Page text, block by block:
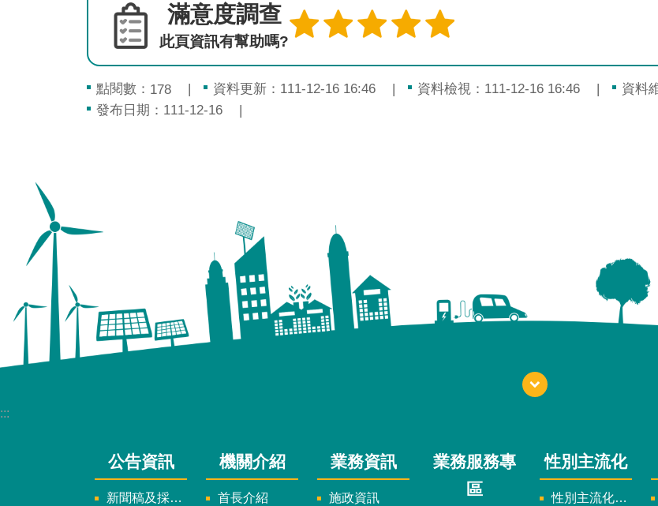
滿意度調查
此頁資訊有幫助嗎?
點閱數： 178 資料更新：111-12-16 16:46 資料檢視：111-12-16 16:46
資料
發布日期：111-12-16
:::
公告資訊
新聞稿及採訪通知
機關介紹
首長介紹
業務資訊
施政資訊
業務服務專
區
性別主流化
性別主流化實施計畫暨細部計畫